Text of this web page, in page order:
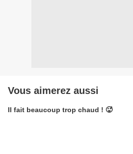
Vous aimerez aussi
Il fait beaucoup trop chaud ! 🥵